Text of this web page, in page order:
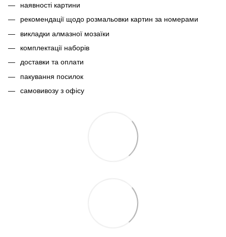
наявності картини
рекомендації щодо розмальовки картин за номерами
викладки алмазної мозаїки
комплектації наборів
доставки та оплати
пакування посилок
самовивозу з офісу